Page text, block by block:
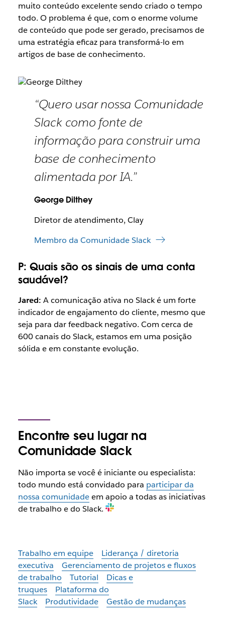
muito conteúdo excelente sendo criado o tempo
todo. O problema é que, com o enorme volume
de conteúdo que pode ser gerado, precisamos de
uma estratégia eficaz para transformá-lo em
artigos de base de conhecimento.
“Quero usar nossa Comunidade
Slack como fonte de
informação para construir uma
base de conhecimento
alimentada por IA.”
George Dilthey
Diretor de atendimento, Clay
Membro da Comunidade Slack
P: Quais são os sinais de uma conta
saudável?
Jared: A comunicação ativa no Slack é um forte
indicador de engajamento do cliente, mesmo que
seja para dar feedback negativo. Com cerca de
600 canais do Slack, estamos em uma posição
sólida e em constante evolução.
Encontre seu lugar na
Comunidade Slack
Não importa se você é iniciante ou especialista:
todo mundo está convidado para participar da
nossa comunidadeem apoio a todas as iniciativas
de trabalho e do Slack.
Trabalho em equipe
Liderança / diretoria
executiva
Gerenciamento de projetos e fluxos
de trabalho
Tutorial
Dicas e
truques
Plataforma do
Slack
Produtividade Gestão de mudanças